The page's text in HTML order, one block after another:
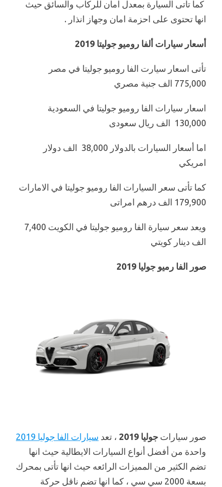
كما تأتى السيارة بمعدل امان للركاب والسائق حيث
انها تحتوى على احزمة امان وجهاز انذار .
أسعار سيارات ألفا روميو جوليتا 2019
تأتى اسعار سيارت الفا روميو جوليتا في مصر
775,000 الف جنية مصري
اسعار سيارات الفا روميو جوليتا في السعودية
130,000 الف ريال سعودى
اما أسعار السيارات بالدولار 38,000 الف دولار
امريكي
كما تأتى سعر السيارات الفا روميو جوليتا في الامارات
179,900 الف درهم امراتى
ويعد سعر سيارة الفا روميو جوليتا في الكويت 7,400
الف دينار كويتي
صور الفا رميو جوليا 2019
صور سيارات جوليا 2019 ، تعد سيارات الفا جوليا 2019
واحدة من أفضل أنواع السيارات الايطالية حيث انها
تضم الكثير من المميزات الرائعه حيث انها تأتى بمحرك
بسعة 2000 سي سي ، كما انها تضم ناقل حركة